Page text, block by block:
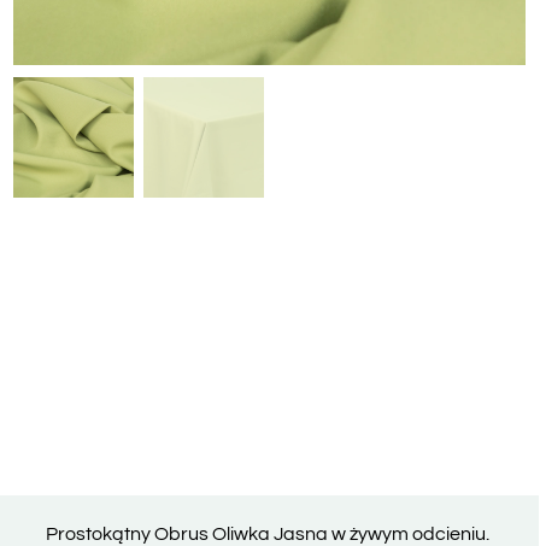
Prostokątny Obrus Oliwka Jasna w żywym odcieniu.